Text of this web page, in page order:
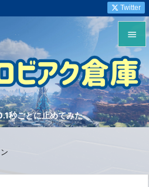
秒ごとに止めてみた


メニュ

サイド


Twitter